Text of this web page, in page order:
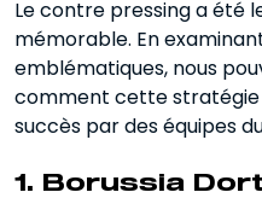
Le contre pressing a été
mémorable. En
emblématiques, nous
comment cette
succès par des équipes
1. Borussia